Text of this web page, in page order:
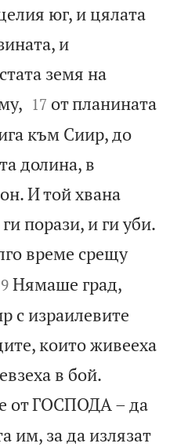
юг, и цялата
и
земя на


17 от планината
към Сиир, до
долина, в
И той хвана
порази, и ги уби.
време срещу
Нямаше град,
с израилевите
които живееха
в бой.
от ГОСПОДА – да
им, за да излязат